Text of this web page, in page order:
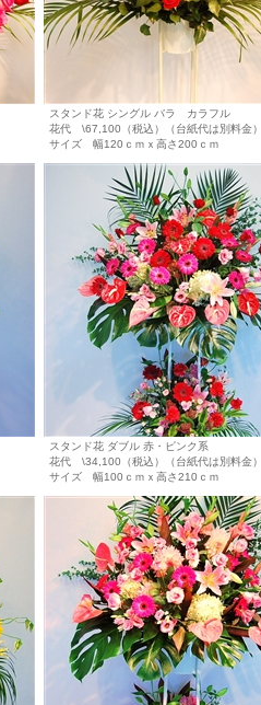
スタンド花 シングル バラ カラフル
花代 \67,100（税込）（台紙代は別料金）
サイズ 幅120ｃｍｘ高さ200ｃｍ
スタンド花 ダブル 赤・ピンク系
花代 \34,100（税込）（台紙代は別料金）
サイズ 幅100ｃｍｘ高さ210ｃｍ